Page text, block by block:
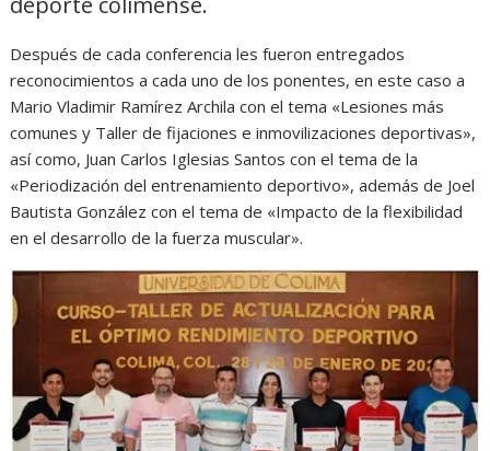
Después de cada conferencia les fueron entregados
reconocimientos a cada uno de los ponentes, en este caso a
Mario Vladimir Ramírez Archila con el tema «Lesiones más
comunes y Taller de fijaciones e inmovilizaciones deportivas»,
así como, Juan Carlos Iglesias Santos con el tema de la
«Periodización del entrenamiento deportivo», además de Joel
Bautista González con el tema de «Impacto de la flexibilidad
en el desarrollo de la fuerza muscular».